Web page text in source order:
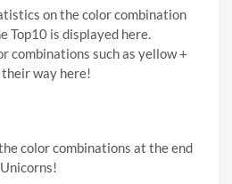
on the color combination
Top10 is displayed here.
combinations such as yellow +
way here!
color combinations at the end